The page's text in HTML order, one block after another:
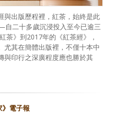
與出版歷程裡，紅茶，始終是此
二十多歲沉浸投入至今已逾三
茶》到2017年的《紅茶經》，
尤其在簡體出版裡，不僅十本中
與印行之深廣程度應也勝於其
》電子報